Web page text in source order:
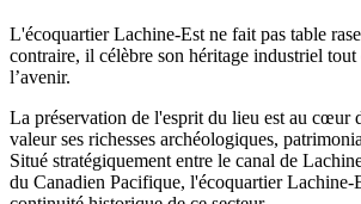
L'écoquartier Lachine-Est ne fait pas table
contraire, il célèbre son héritage industriel
l’avenir.
La préservation de l'esprit du lieu est au cœur
valeur ses richesses archéologiques,
Situé stratégiquement entre le canal de
du Canadien Pacifique, l'écoquartier Lachine-